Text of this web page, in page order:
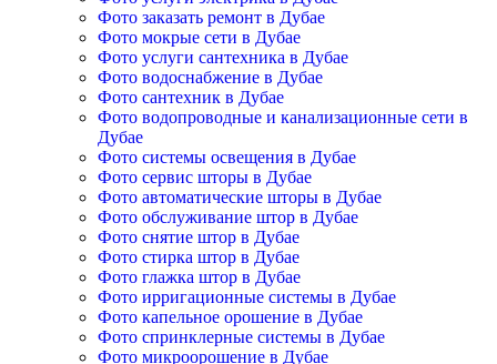
Фото заказать ремонт в Дубае
Фото мокрые сети в Дубае
Фото услуги сантехника в Дубае
Фото водоснабжение в Дубае
Фото сантехник в Дубае
Фото водопроводные и канализационные сети в
Дубае
Фото системы освещения в Дубае
Фото сервис шторы в Дубае
Фото автоматические шторы в Дубае
Фото обслуживание штор в Дубае
Фото снятие штор в Дубае
Фото стирка штор в Дубае
Фото глажка штор в Дубае
Фото ирригационные системы в Дубае
Фото капельное орошение в Дубае
Фото спринклерные системы в Дубае
Фото микроорошение в Дубае